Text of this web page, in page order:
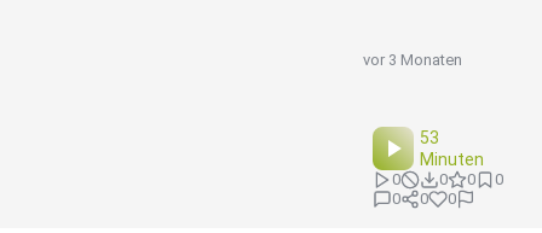
vor 3 Monaten
53
Minuten
0 0 0
0
0
0 0